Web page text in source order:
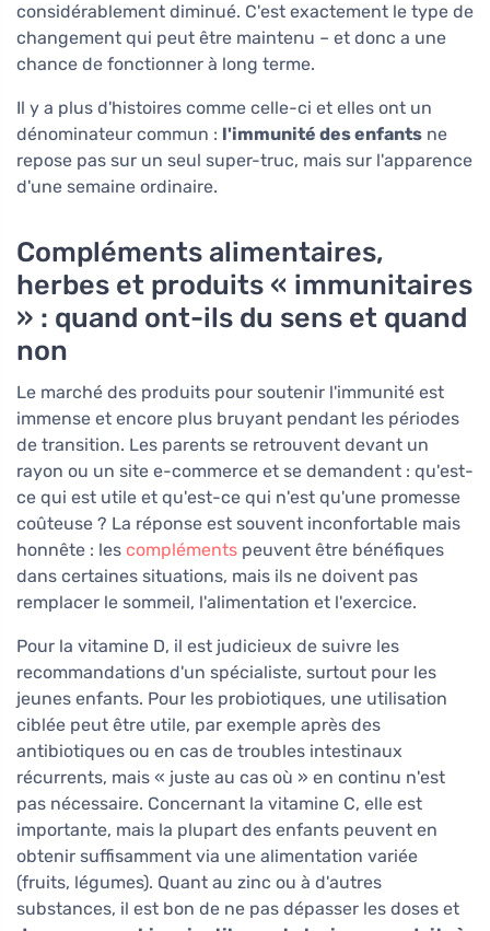
considérablement diminué. C'est exactement le type de
changement qui peut être maintenu – et donc a une
chance de fonctionner à long terme.
Il y a plus d'histoires comme celle-ci et elles ont un
dénominateur commun : l'immunité des enfants ne
repose pas sur un seul super-truc, mais sur l'apparence
d'une semaine ordinaire.
Compléments alimentaires,
herbes et produits « immunitaires
» : quand ont-ils du sens et quand
non
Le marché des produits pour soutenir l'immunité est
immense et encore plus bruyant pendant les périodes
de transition. Les parents se retrouvent devant un
rayon ou un site e-commerce et se demandent : qu'est-
ce qui est utile et qu'est-ce qui n'est qu'une promesse
coûteuse ? La réponse est souvent inconfortable mais
honnête : les compléments peuvent être bénéfiques
dans certaines situations, mais ils ne doivent pas
remplacer le sommeil, l'alimentation et l'exercice.
Pour la vitamine D, il est judicieux de suivre les
recommandations d'un spécialiste, surtout pour les
jeunes enfants. Pour les probiotiques, une utilisation
ciblée peut être utile, par exemple après des
antibiotiques ou en cas de troubles intestinaux
récurrents, mais « juste au cas où » en continu n'est
pas nécessaire. Concernant la vitamine C, elle est
importante, mais la plupart des enfants peuvent en
obtenir suffisamment via une alimentation variée
(fruits, légumes). Quant au zinc ou à d'autres
substances, il est bon de ne pas dépasser les doses et